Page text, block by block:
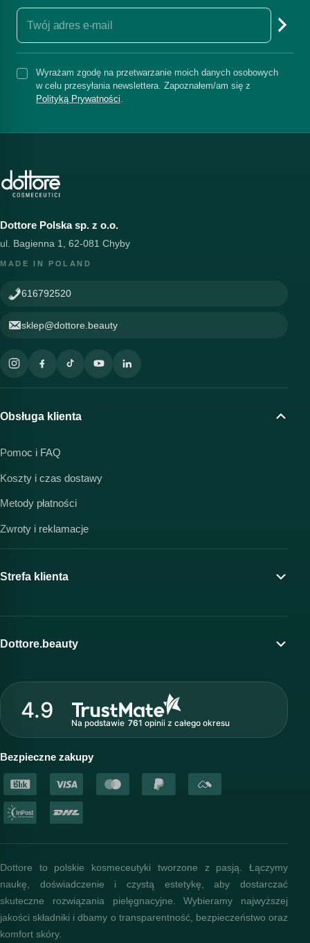
Wyrażam zgodę na przetwarzanie moich danych osobowych
w celu przesyłania newslettera. Zapoznałem/am się z
Polityką Prywatności
Dottore Polska sp. z o.o.
ul. Bagienna 1, 62-081 Chyby
MADE IN POLAND
616792520
sklep@dottore.beauty
Obsługa klienta
Pomoc i FAQ
Koszty i czas dostawy
Metody płatności
Zwroty i reklamacje
Strefa klienta
Moje konto
Program lojalnościowy
Strefa profesjonalisty
Dottore.beauty
O marce Dottore
Nasz zespół
Akademia i szkolenia
Baza wiedzy
4.9
Na podstawie 761 opinii z całego okresu
Bezpieczne zakupy
Dottore to polskie kosmeceutyki tworzone z pasją. Łączymy
naukę, doświadczenie i czystą estetykę, aby dostarczać
skuteczne rozwiązania pielęgnacyjne. Wybieramy najwyższej
jakości składniki i dbamy o transparentność, bezpieczeństwo oraz
komfort skóry.